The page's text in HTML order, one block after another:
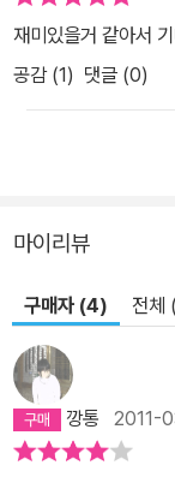
‘다른’ 사람들에게
떤 위험을 경고하려
게 일종의 입문 절
몸 안에 들어가 어떤
다. 독자는 주인공
보는 능력을 발견하
주인공이 끔찍한 일
담고 있습니다. 다시
자신을 구하고, 자신
과거, 자신 안을 들여
재미있을거 같아서
공감 (1) 댓글 (0)
마이리뷰
구매자 (4) 전체
깡통 2011-